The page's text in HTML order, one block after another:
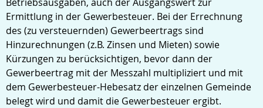
Ermittlung in der Gewerbesteuer. Bei der Errechnung
des (zu versteuernden) Gewerbeertrags sind
Hinzurechnungen (z.B. Zinsen und Mieten) sowie
Kürzungen zu berücksichtigen, bevor dann der
Gewerbeertrag mit der Messzahl multipliziert und mit
dem Gewerbesteuer-Hebesatz der einzelnen Gemeinde
belegt wird und damit die Gewerbesteuer ergibt.